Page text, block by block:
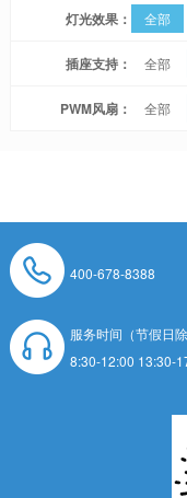
灯光效果： 全部
插座支持： 全部
PWM风扇： 全部
400-678-8388
服务时间（节假日除
8:30-12:00 13:30-